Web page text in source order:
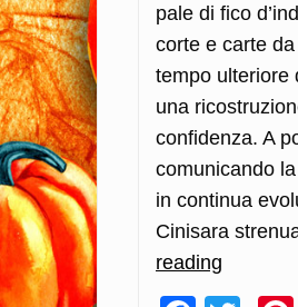
pale di fico
corte e carte
tempo ulteriore
una
confidenza. A
comunicando
in continua
Cinisara
reading
vacca